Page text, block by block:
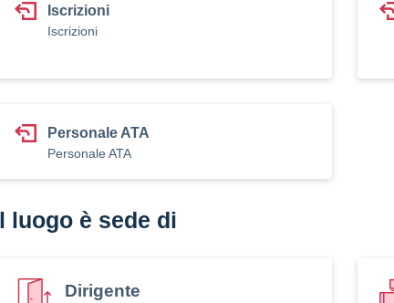
Iscrizioni
Iscrizioni
Personale ATA
Personale ATA
luogo è sede di
Dirigente